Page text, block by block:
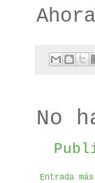
No
Entrada